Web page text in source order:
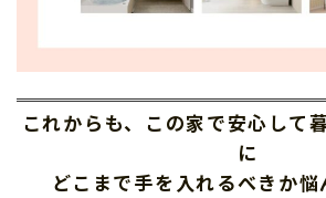
これからも、この家で安心して
に
どこまで手を入れるべきか